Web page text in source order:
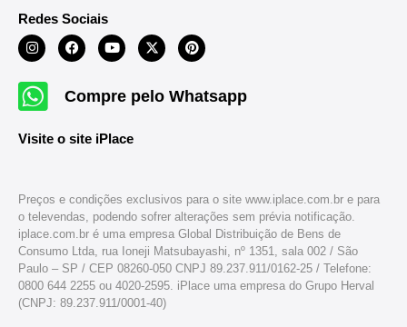
Redes Sociais
Compre pelo Whatsapp
Visite o site iPlace
Preços e condições exclusivos para o site www.iplace.com.br e para
o televendas, podendo sofrer alterações sem prévia notificação.
iplace.com.br é uma empresa Global Distribuição de Bens de
Consumo Ltda, rua Ioneji Matsubayashi, nº 1351, sala 002 / São
Paulo – SP / CEP 08260-050 CNPJ 89.237.911/0162-25 / Telefone:
0800 644 2255 ou 4020-2595. iPlace uma empresa do Grupo Herval
(CNPJ: 89.237.911/0001-40)